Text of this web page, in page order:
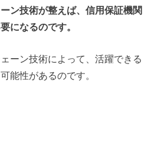
ン技術が整えば、信用保証機関
になるのです。
ーン技術によって、活躍できる
能性があるのです。